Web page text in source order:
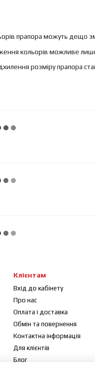
прапора можуть дещо
кольорів можливе лише
розміру прапора
Клієнтам
Вхід до кабінету
Про нас
Оплата і доставка
Обмін та повернення
Контактна інформація
Для клієнтів
Блог